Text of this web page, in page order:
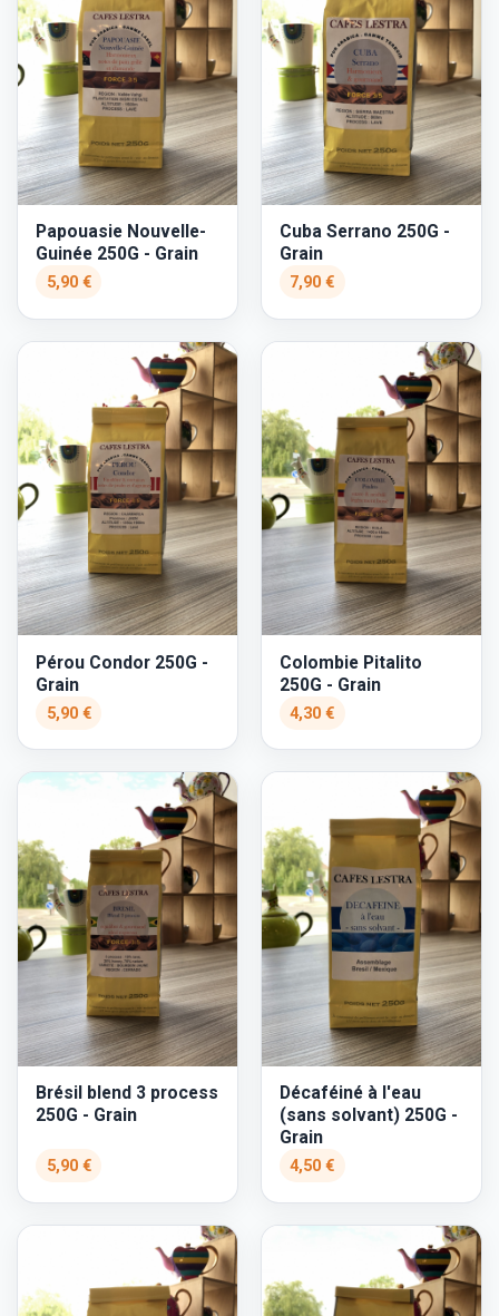
Papouasie Nouvelle-
Guinée 250G - Grain
5,90 €
Cuba Serrano 250G -
Grain
7,90 €
Pérou Condor 250G -
Grain
5,90 €
Colombie Pitalito
250G - Grain
4,30 €
Brésil blend 3 process
250G - Grain
5,90 €
Décaféiné à l'eau
(sans solvant) 250G -
Grain
4,50 €